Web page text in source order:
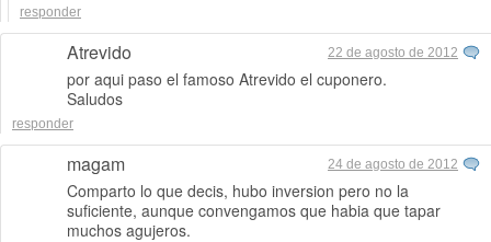
responder
Atrevido 22 de agosto de 2012
por aqui paso el famoso Atrevido el cuponero.
Saludos
responder
magam 24 de agosto de 2012
Comparto lo que decis, hubo inversion pero no la
suficiente, aunque convengamos que habia que tapar
muchos agujeros.